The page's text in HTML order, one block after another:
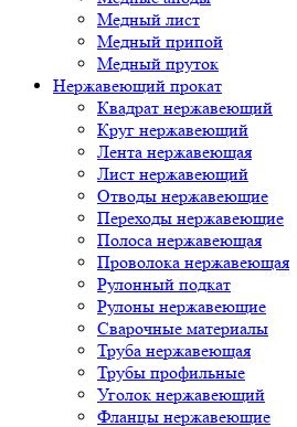
Медный лист
Медный припой
Медный пруток
Нержавеющий прокат
Квадрат нержавеющий
Круг нержавеющий
Лента нержавеющая
Лист нержавеющий
Отводы нержавеющие
Переходы нержавеющие
Полоса нержавеющая
Проволока нержавеющая
Рулонный подкат
Рулоны нержавеющие
Сварочные материалы
Труба нержавеющая
Трубы профильные
Уголок нержавеющий
Фланцы нержавеющие